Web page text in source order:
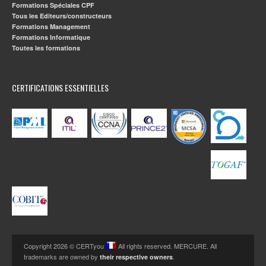
Configuration du MP-BGP pour IPv4 et IPv6
Dépannage BGP
Implementation du PBR
Configuration du routage avec les VRF-Lite
Implementation du DMVPN Cisco IOS
Dépannage des ACL IPv4 et IPv6 ACL
Configuration et vérification de uRPF
Dépannage Network Management Protocol : Lab 1
Dépannage Network Management Protocol : Lab 2
Révisions pour les 2 examens du CCNP Enterprise tous les
jours.
Passage des examens CCNP (ENARSI et ENCOR) après la
formation dès que vous vous sentez prêt.
plusieurs questions (simulateurs de scénarios ou questions).
La certification CCNP est valide trois ans. Pour se re-certifier,
Formations Spéciales CPF
Tous les Editeurs/constructeurs
Formations Management
Formations Informatique
Toutes les formations
CERTIFICATIONS ESSENTIELLES
Copyright 2026 © CERTyou
All rights reserved. MERCURE. All
trademarks are owned by their respective owners.